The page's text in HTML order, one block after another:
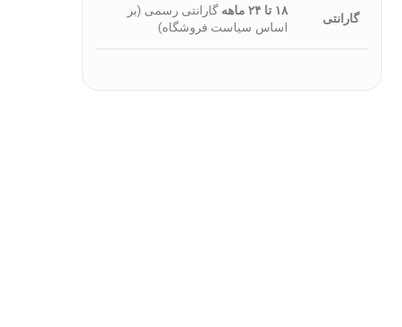
گارانتی
۱۸ تا ۲۴ ماهه
گارانتی رسمی (بر
اساس سیاست فروشگاه)